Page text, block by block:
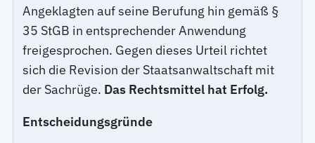
Angeklagten auf seine Berufung hin gemäß §
35 StGB in entsprechender Anwendung
freigesprochen. Gegen dieses Urteil richtet
sich die Revision der Staatsanwaltschaft mit
der Sachrüge. Das Rechtsmittel hat Erfolg.
Entscheidungsgründe